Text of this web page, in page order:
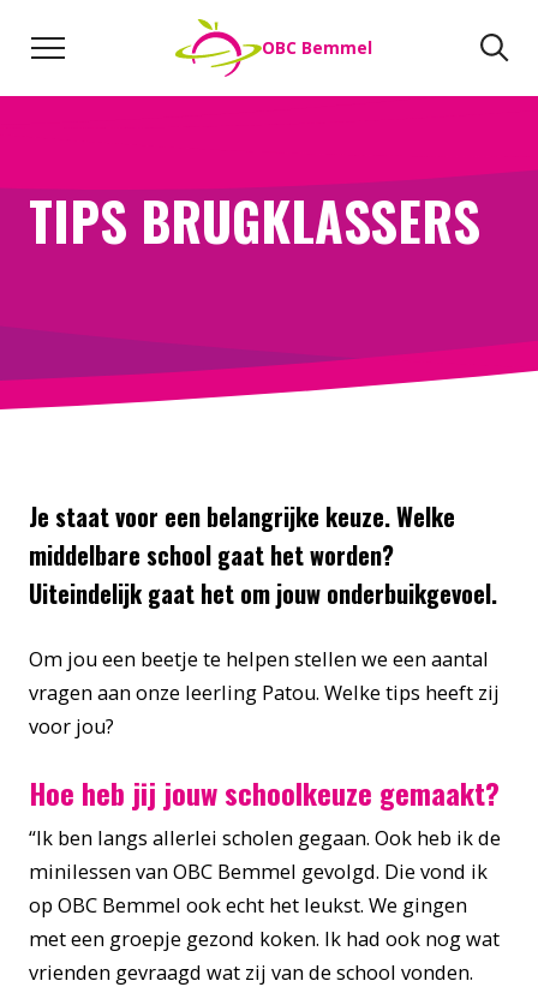
OBC Bemmel
Direct naar: Werken bij We helpen je opweg
TIPS BRUGKLASSERS
Je staat voor een belangrijke keuze. Welke
middelbare school gaat het worden?
Uiteindelijk gaat het om jouw onderbuikgevoel.
Om jou een beetje te helpen stellen we een aantal
vragen aan onze leerling Patou. Welke tips heeft zij
voor jou?
Hoe heb jij jouw schoolkeuze gemaakt?
“Ik ben langs allerlei scholen gegaan. Ook heb ik de
minilessen van OBC Bemmel gevolgd. Die vond ik
op OBC Bemmel ook echt het leukst. We gingen
met een groepje gezond koken. Ik had ook nog wat
vrienden gevraagd wat zij van de school vonden.